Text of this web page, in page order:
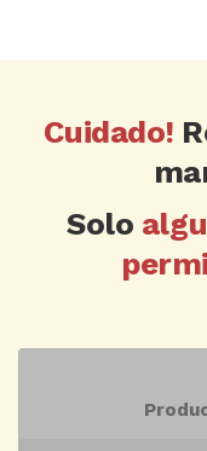
Cuidado!
Solo